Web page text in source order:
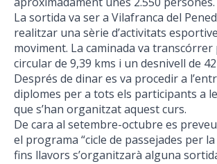
La sortida va ser a Vilafranca del
realitzar una sèrie d’activitats
moviment. La caminada va
circular de 9,39 kms i un desnivell de
Després de dinar es va procedir a
diplomes per a tots els participants a
que s’han organitzat aquest curs.
De cara al setembre-octubre es
el programa “cicle de passejades per
fins llavors s’organitzarà alguna